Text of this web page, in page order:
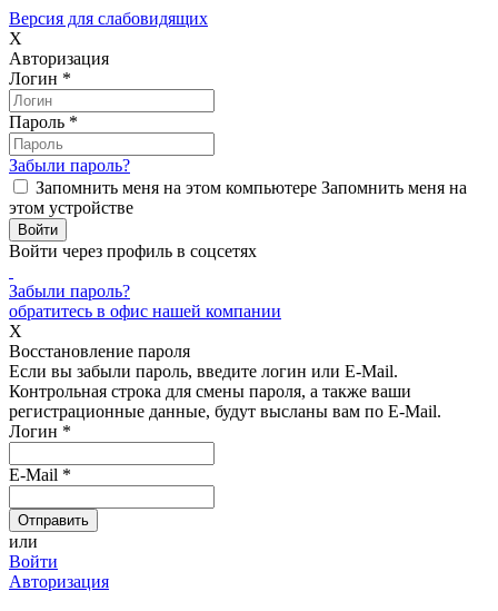
Версия для слабовидящих
X
Авторизация
Логин *
Пароль *
Забыли пароль?
Запомнить меня на этом компьютере Запомнить меня на
этом устройстве
Войти через профиль в соцсетях
Забыли пароль?
обратитесь в офис нашей компании
X
Восстановление пароля
Если вы забыли пароль, введите логин или E-Mail.
Контрольная строка для смены пароля, а также ваши
регистрационные данные, будут высланы вам по E-Mail.
Логин *
E-Mail *
или
Войти
Авторизация